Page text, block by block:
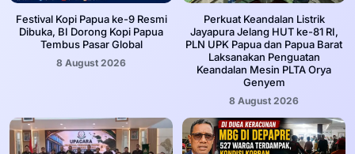
Festival Kopi Papua ke-9 Resmi
Dibuka, BI Dorong Kopi Papua
Tembus Pasar Global
8 August 2026
Perkuat Keandalan Listrik
Jayapura Jelang HUT ke-81 RI,
PLN UPK Papua dan Papua Barat
Laksanakan Penguatan
Keandalan Mesin PLTA Orya
Genyem
8 August 2026